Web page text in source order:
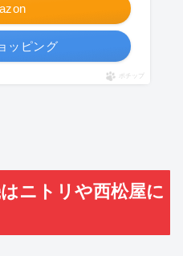
ッピング
ポチップ
ニトリや西松屋に